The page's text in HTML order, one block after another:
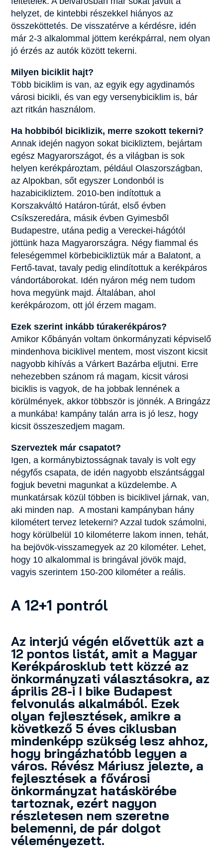
helyzet, de kintebbi részekkel hiányos az
összeköttetés. De visszatérve a kérdésre, idén
már 2-3 alkalommal jöttem kerékpárral, nem olyan
jó érzés az autók között tekerni.
Milyen biciklit hajt?
Több biciklim is van, az egyik egy agydinamós
városi bicikli, és van egy versenybiciklim is, bár
azt ritkán használom.
Ha hobbiból biciklizik, merre szokott tekerni?
Annak idején nagyon sokat bicikliztem, bejártam
egész Magyarországot, és a világban is sok
helyen kerékpároztam, például Olaszországban,
az Alpokban, sőt egyszer Londonból is
hazabicikliztem. 2010-ben indítottuk a
Korszakváltó Határon-túrát, első évben
Csíkszeredára, másik évben Gyimesből
Budapestre, utána pedig a Vereckei-hágótól
jöttünk haza Magyarországra. Négy fiammal és
feleségemmel körbebicikliztük már a Balatont, a
Fertő-tavat, tavaly pedig elindítottuk a kerékpáros
vándortáborokat. Idén nyáron még nem tudom
hova megyünk majd. Általában, ahol
kerékpározom, ott jól érzem magam.
Ezek szerint inkább túrakerékpáros?
Amikor Kőbányán voltam önkormányzati képviselő
mindenhova biciklivel mentem, most viszont kicsit
nagyobb kihívás a Várkert Bazárba eljutni. Erre
nehezebben szánom rá magam, kicsit városi
biciklis is vagyok, de ha jobbak lennének a
körülmények, akkor többször is jönnék. A Bringázz
a munkába! kampány talán arra is jó lesz, hogy
kicsit összeszedjem magam.
Szerveztek már csapatot?
Igen, a kormánybiztosságnak tavaly is volt egy
négyfős csapata, de idén nagyobb elszántsággal
fogjuk bevetni magunkat a küzdelembe. A
munkatársak közül többen is biciklivel járnak, van,
aki minden nap. A mostani kampányban hány
kilométert tervez letekerni? Azzal tudok számolni,
hogy körülbelül 10 kilométerre lakom innen, tehát,
ha bejövök-visszamegyek az 20 kilométer. Lehet,
hogy 10 alkalommal is bringával jövök majd,
vagyis szerintem 150-200 kilométer a reális.
A 12+1 pontról
Az interjú végén elővettük azt a
12 pontos listát, amit a Magyar
Kerékpárosklub tett közzé az
önkormányzati választásokra, az
április 28-i I bike Budapest
felvonulás alkalmából. Ezek
olyan fejlesztések, amikre a
következő 5 éves ciklusban
mindenképp szükség lesz ahhoz,
hogy bringázhatóbb legyen a
város. Révész Máriusz jelezte, a
fejlesztések a fővárosi
önkormányzat hatáskörébe
tartoznak, ezért nagyon
részletesen nem szeretne
belemenni, de pár dolgot
véleményezett.